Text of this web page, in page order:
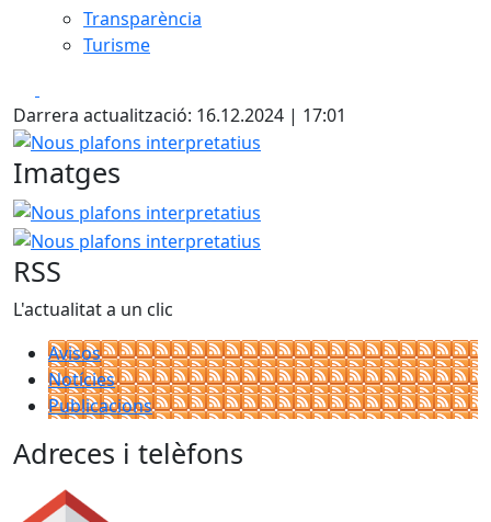
Transparència
Turisme
Darrera actualització: 16.12.2024 | 17:01
Nous plafons interpretatius
Imatges
Nous plafons interpretatius
RSS
L'actualitat a un clic
Avisos
Notícies
Publicacions
Adreces i telèfons